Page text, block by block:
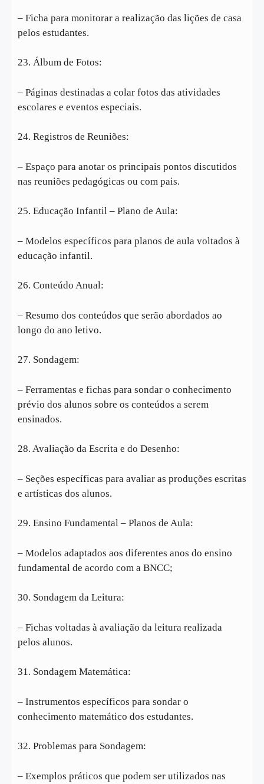
– Ficha para monitorar a realização das lições de casa
pelos estudantes.
23. Álbum de Fotos:
– Páginas destinadas a colar fotos das atividades
escolares e eventos especiais.
24. Registros de Reuniões:
– Espaço para anotar os principais pontos discutidos
nas reuniões pedagógicas ou com pais.
25. Educação Infantil – Plano de Aula:
– Modelos específicos para planos de aula voltados à
educação infantil.
26. Conteúdo Anual:
– Resumo dos conteúdos que serão abordados ao
longo do ano letivo.
27. Sondagem:
– Ferramentas e fichas para sondar o conhecimento
prévio dos alunos sobre os conteúdos a serem
ensinados.
28. Avaliação da Escrita e do Desenho:
– Seções específicas para avaliar as produções escritas
e artísticas dos alunos.
29. Ensino Fundamental – Planos de Aula:
– Modelos adaptados aos diferentes anos do ensino
fundamental de acordo com a BNCC;
30. Sondagem da Leitura:
– Fichas voltadas à avaliação da leitura realizada
pelos alunos.
31. Sondagem Matemática:
– Instrumentos específicos para sondar o
conhecimento matemático dos estudantes.
32. Problemas para Sondagem:
– Exemplos práticos que podem ser utilizados nas